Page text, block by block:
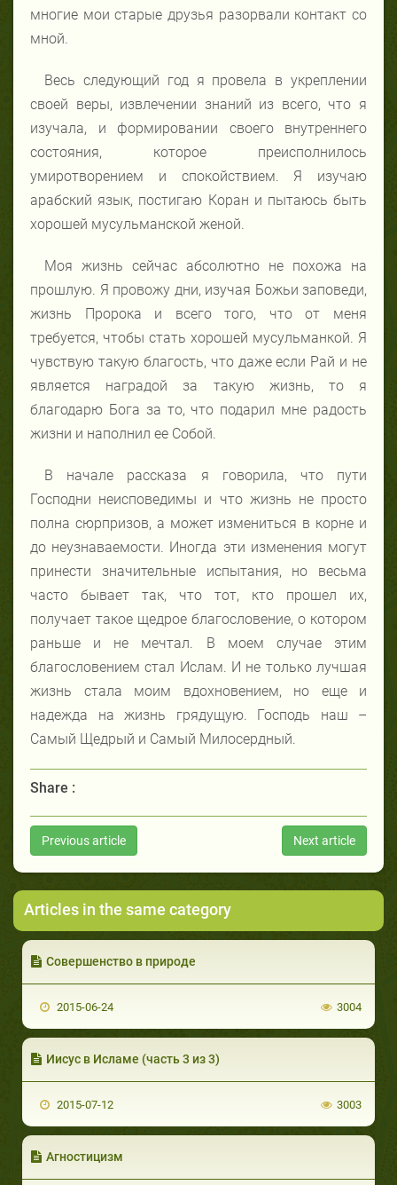
многие мои старые друзья разорвали контакт со
мной.
Весь следующий год я провела в укреплении
своей веры, извлечении знаний из всего, что я
изучала, и формировании своего внутреннего
состояния, которое преисполнилось
умиротворением и спокойствием. Я изучаю
арабский язык, постигаю Коран и пытаюсь быть
хорошей мусульманской женой.
Моя жизнь сейчас абсолютно не похожа на
прошлую. Я провожу дни, изучая Божьи заповеди,
жизнь Пророка и всего того, что от меня
требуется, чтобы стать хорошей мусульманкой. Я
чувствую такую благость, что даже если Рай и не
является наградой за такую жизнь, то я
благодарю Бога за то, что подарил мне радость
жизни и наполнил ее Собой.
В начале рассказа я говорила, что пути
Господни неисповедимы и что жизнь не просто
полна сюрпризов, а может измениться в корне и
до неузнаваемости. Иногда эти изменения могут
принести значительные испытания, но весьма
часто бывает так, что тот, кто прошел их,
получает такое щедрое благословение, о котором
раньше и не мечтал. В моем случае этим
благословением стал Ислам. И не только лучшая
жизнь стала моим вдохновением, но еще и
надежда на жизнь грядущую. Господь наш –
Самый Щедрый и Самый Милосердный.
Share :
Previous article Next article
Articles in the same category
Совершенство в природе
2015-06-24 3004
Иисус в Исламе (часть 3 из 3)
2015-07-12 3003
Агностицизм